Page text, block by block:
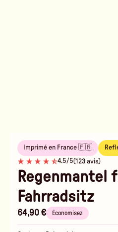
4.5/5(123 avis)
Imprimé en France 🇫🇷
Regenmantel
Fahrradsitz
64,90 € Économisez